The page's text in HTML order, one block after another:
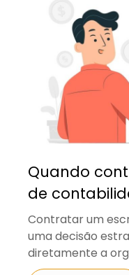
Quando
de
Contratar um
uma decisão
diretamente a